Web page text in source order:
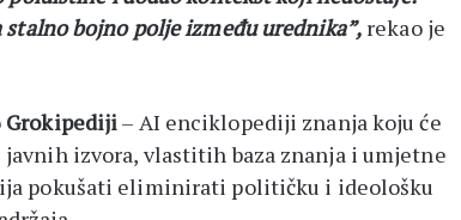
bojno polje između urednika”, rekao je
Grokipediji– AI enciklopediji znanja koju će
izvora, vlastitih baza znanja i umjetne
pokušati eliminirati političku i ideološku